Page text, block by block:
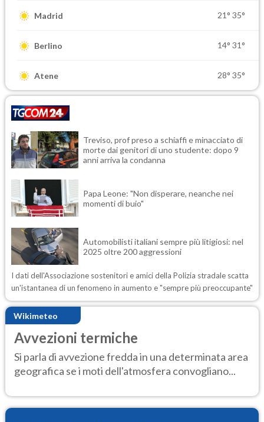
Madrid 21° 35°
Berlino 14° 31°
Atene 28° 35°
Treviso, prof preso a schiaffi e minacciato di
morte dai genitori di uno studente: dopo 9
anni arriva la condanna
Papa Leone: "Non disperare, neanche nei
momenti di buio"
Automobilisti italiani sempre più litigiosi: nel
2025 oltre 200 aggressioni
I dati dell'Associazione sostenitori e amici della Polizia stradale scatta
un'istantanea di un fenomeno in aumento e "sempre più preoccupante"
Wikimeteo
Avvezioni termiche
Si parla di avvezione fredda in una determinata area
geografica se i moti dell'atmosfera convogliano...